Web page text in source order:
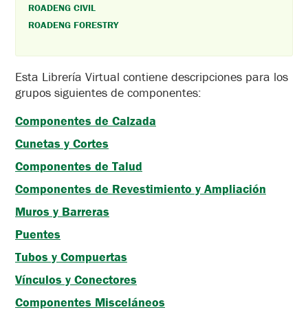
ROADENG CIVIL
ROADENG FORESTRY
Esta Librería Virtual contiene descripciones para los
grupos siguientes de componentes:
Componentes de Calzada
Cunetas y Cortes
Componentes de Talud
Componentes de Revestimiento y Ampliación
Muros y Barreras
Puentes
Tubos y Compuertas
Vínculos y Conectores
Componentes Misceláneos